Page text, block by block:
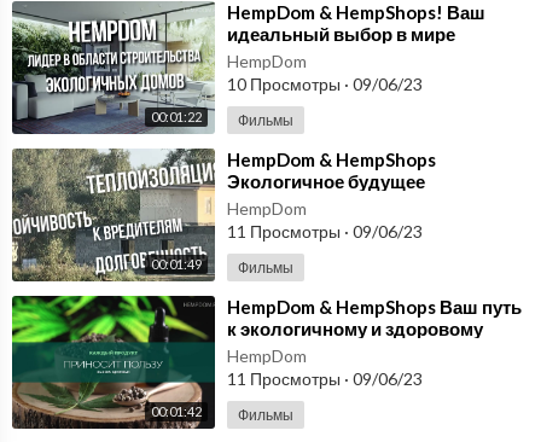
00:01:22
⁣HempDom & HempShops! Ваш
идеальный выбор в мире
конопли!
HempDom
10 Просмотры · 09/06/23
Фильмы
00:01:49
⁣HempDom & HempShops
Экологичное будущее
начинается с вашего дома!
HempDom
11 Просмотры · 09/06/23
Фильмы
00:01:42
⁣HempDom & HempShops Ваш путь
к экологичному и здоровому
будущему!
HempDom
11 Просмотры · 09/06/23
Фильмы